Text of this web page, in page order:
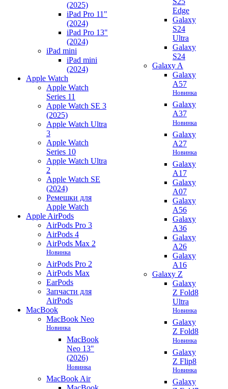
(2025)
iPad Pro 11"
(2024)
iPad Pro 13"
(2024)
iPad mini
iPad mini
(2024)
Apple Watch
Apple Watch
Series 11
Apple Watch SE 3
(2025)
Apple Watch Ultra
3
Apple Watch
Series 10
Apple Watch Ultra
2
Apple Watch SE
(2024)
Ремешки для
Apple Watch
Apple AirPods
AirPods Pro 3
AirPods 4
AirPods Max 2
Новинка
AirPods Pro 2
AirPods Max
EarPods
Запчасти для
AirPods
MacBook
MacBook Neo
Новинка
MacBook
Neo 13"
(2026)
Новинка
MacBook Air
Edge
Galaxy
S24
Ultra
Galaxy
S24
Galaxy A
Galaxy
A57
Новинка
Galaxy
A37
Новинка
Galaxy
A27
Новинка
Galaxy
A17
Galaxy
A07
Galaxy
A56
Galaxy
A36
Galaxy
A26
Galaxy
A16
Galaxy Z
Galaxy
Z Fold8
Ultra
Новинка
Galaxy
Z Fold8
Новинка
Galaxy
Z Flip8
Новинка
Galaxy